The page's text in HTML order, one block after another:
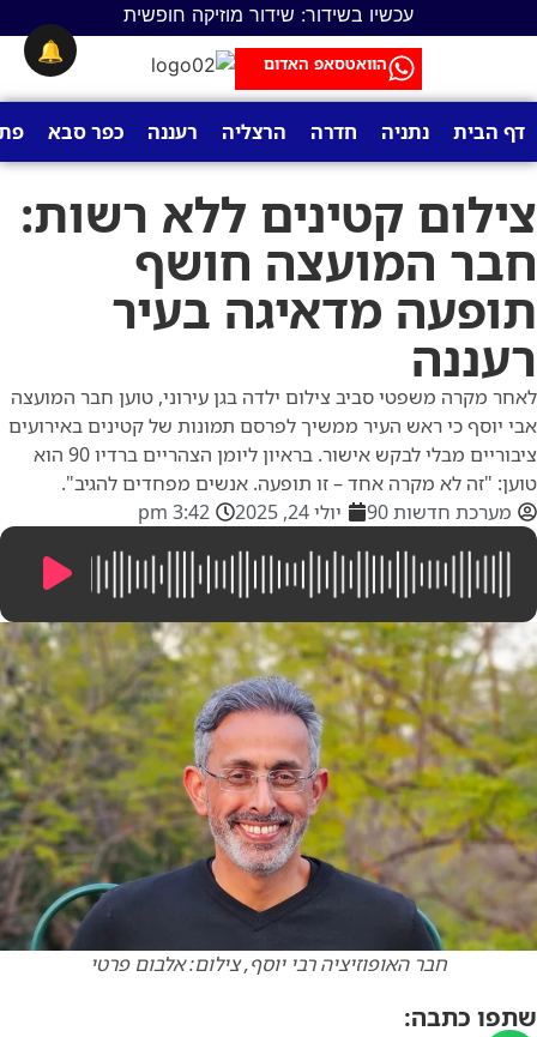
עכשיו בשידור: שידור מוזיקה חופשית
הוואטסאפ האדום
דף הבית נתניה חדרה הרצליה רעננה כפר סבא
צילום קטינים ללא רשות:
חבר המועצה חושף
תופעה מדאיגה בעיר
רעננה
לאחר מקרה משפטי סביב צילום ילדה בגן עירוני, טוען חבר המועצה
אבי יוסף כי ראש העיר ממשיך לפרסם תמונות של קטינים באירועים
ציבוריים מבלי לבקש אישור. בראיון ליומן הצהריים ברדיו 90 הוא
טוען: "זה לא מקרה אחד – זו תופעה. אנשים מפחדים להגיב".
מערכת חדשות 90
יולי 24, 2025 3:42 pm
0:00
/
16:18
חבר האופוזיציה רבי יוסף, צילום: אלבום פרטי
שתפו כתבה:
🔔